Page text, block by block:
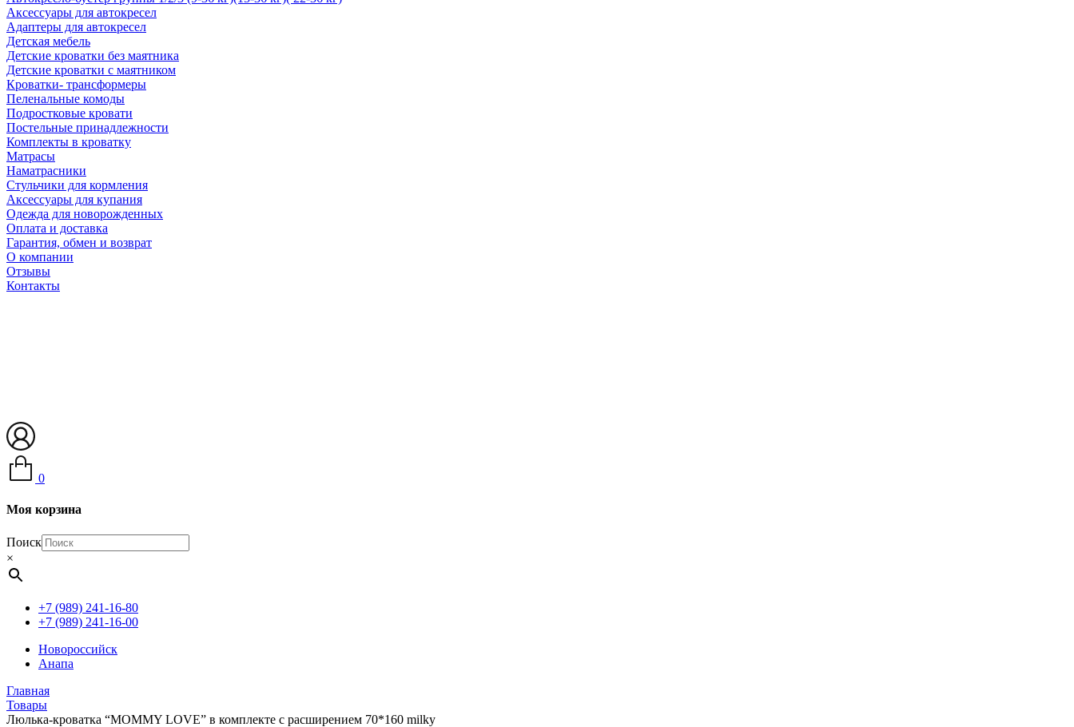
Аксессуары для автокресел
Адаптеры для автокресел
Детская мебель
Детские кроватки без маятника
Детские кроватки с маятником
Кроватки- трансформеры
Пеленальные комоды
Подростковые кровати
Постельные принадлежности
Комплекты в кроватку
Матрасы
Наматрасники
Стульчики для кормления
Аксессуары для купания
Одежда для новорожденных
Оплата и доставка
Гарантия, обмен и возврат
О компании
Отзывы
Контакты
0
Моя корзина
Поиск
×
+7 (989) 241-16-80
+7 (989) 241-16-00
Новороссийск
Анапа
Главная
Товары
Люлька-кроватка “MOMMY LOVE” в комплекте с расширением 70*160 milky